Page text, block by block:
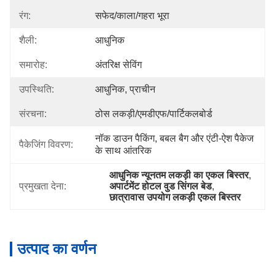
रंग: सफेद/काला/गहरा भूरा
शैली: आधुनिक
समारोह: अंतरिक्ष सेविंग
उपस्थिति: आधुनिक, प्राचीन
संरचना: ठोस लकड़ी/एमडीएफ/पार्टिकलबोर्ड
पैकेजिंग विवरण:
नॉक डाउन पैकिंग, बबल बैग और एंटी-ऐश पैकेज
के साथ आंतरिक
प्रमुखता देना:
आधुनिक न्यूनतम लकड़ी का एकल बिस्तर,
अपार्टमेंट होटल वुड सिंगल बेड,
छात्रावास उपयोग लकड़ी एकल बिस्तर
उत्पाद का वर्णन